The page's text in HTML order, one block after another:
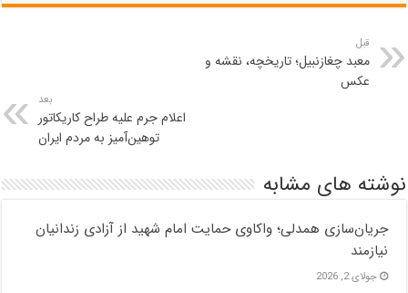
قبل
معبد چغازنبیل؛ تاریخچه، نقشه و
عکس
بعد
اعلام جرم علیه طراح کاریکاتور
توهین‌آمیز به مردم ایران
نوشته های مشابه
جریان‌سازی همدلی؛ واکاوی حمایت‌ امام شهید از آزادی زندانیان
نیازمند
جولای 2, 2026